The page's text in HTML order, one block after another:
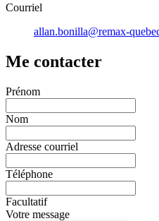
Courriel
allan.bonilla@remax-
Me contacter
Prénom
Nom
Adresse courriel
Téléphone
Facultatif
Votre message